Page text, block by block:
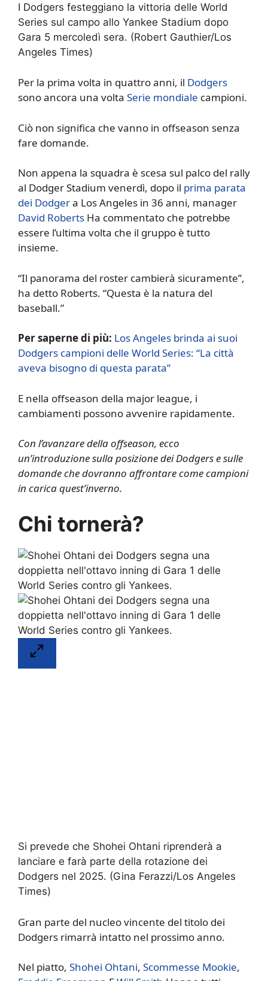
I Dodgers festeggiano la vittoria delle World
Series sul campo allo Yankee Stadium dopo
Gara 5 mercoledì sera. (Robert Gauthier/Los
Angeles Times)
Per la prima volta in quattro anni, il Dodgers
sono ancora una volta Serie mondiale campioni.
Ciò non significa che vanno in offseason senza
fare domande.
Non appena la squadra è scesa sul palco del rally
al Dodger Stadium venerdì, dopo il prima parata
dei Dodgera Los Angeles in 36 anni, manager
David Roberts Ha commentato che potrebbe
essere l’ultima volta che il gruppo è tutto
insieme.
“Il panorama del roster cambierà sicuramente”,
ha detto Roberts. “Questa è la natura del
baseball.”
Per saperne di più: Los Angeles brinda ai suoi
Dodgers campioni delle World Series: “La città
aveva bisogno di questa parata”
E nella offseason della major league, i
cambiamenti possono avvenire rapidamente.
Con l’avanzare della offseason, ecco
un’introduzione sulla posizione dei Dodgers e sulle
domande che dovranno affrontare come campioni
in carica quest’inverno.
Chi tornerà?
Si prevede che Shohei Ohtani riprenderà a
lanciare e farà parte della rotazione dei
Dodgers nel 2025. (Gina Ferazzi/Los Angeles
Times)
Gran parte del nucleo vincente del titolo dei
Dodgers rimarrà intatto nel prossimo anno.
Nel piatto, Shohei Ohtani, Scommesse Mookie,